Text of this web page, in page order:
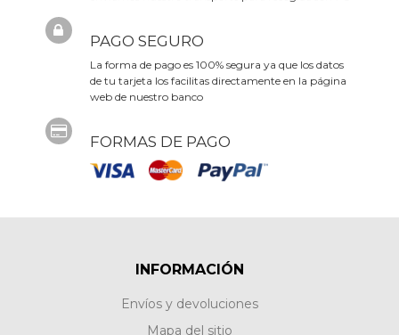
PAGO SEGURO
La forma de pago es 100% segura ya que los datos
de tu tarjeta los facilitas directamente en la página
web de nuestro banco
FORMAS DE PAGO
INFORMACIÓN
Envíos y devoluciones
Mapa del sitio